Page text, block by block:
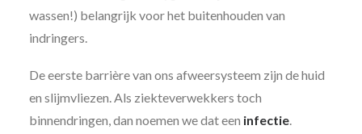
wassen!) belangrijk voor het buitenhouden van
indringers.
De eerste barrière van ons afweersysteem zijn de huid
en slijmvliezen. Als ziekteverwekkers toch
binnendringen, dan noemen we dat een infectie.